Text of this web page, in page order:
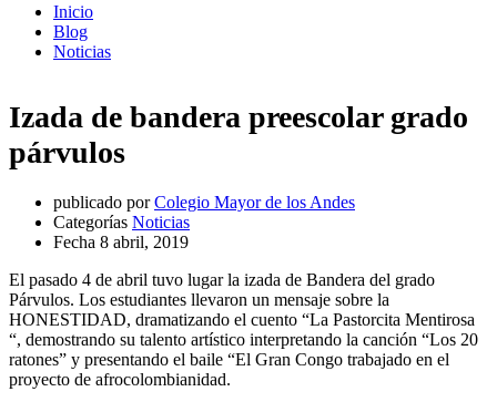
Inicio
Blog
Noticias
Izada de bandera preescolar grado
párvulos
publicado por Colegio Mayor de los Andes
Categorías Noticias
Fecha 8 abril, 2019
El pasado 4 de abril tuvo lugar la izada de Bandera del grado
Párvulos. Los estudiantes llevaron un mensaje sobre la
HONESTIDAD, dramatizando el cuento “La Pastorcita Mentirosa
“, demostrando su talento artístico interpretando la canción “Los 20
ratones” y presentando el baile “El Gran Congo trabajado en el
proyecto de afrocolombianidad.